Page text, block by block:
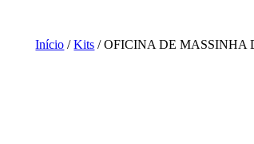
Início /Kits / OFICINA DE MASSINHA